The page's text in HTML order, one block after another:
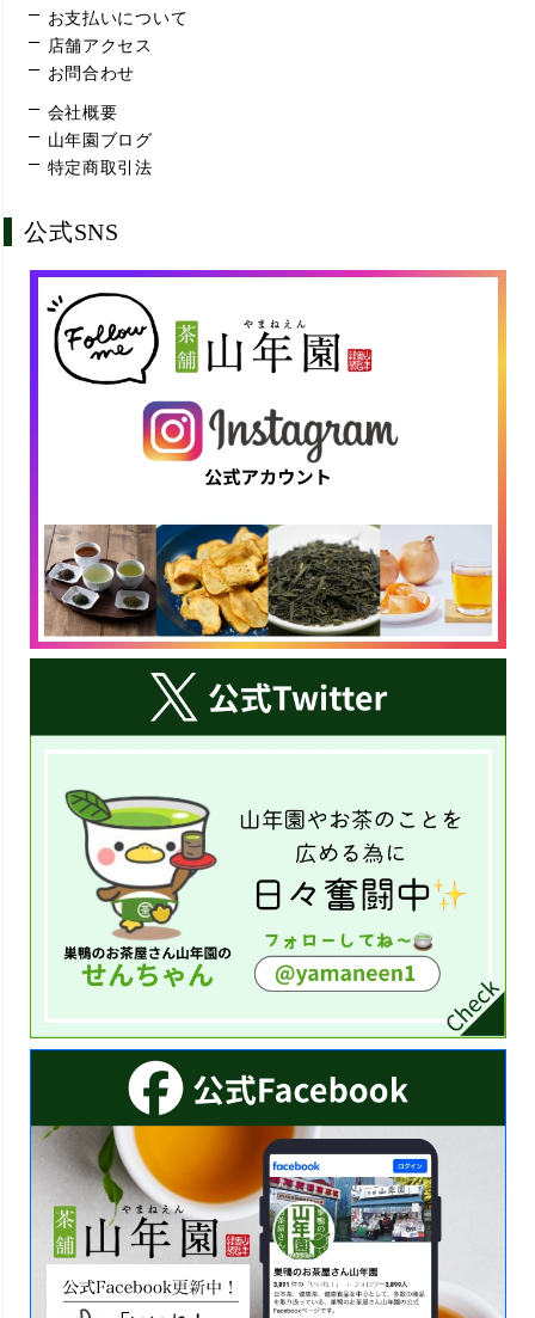
お支払いについて
店舗アクセス
お問合わせ
会社概要
山年園ブログ
特定商取引法
公式SNS